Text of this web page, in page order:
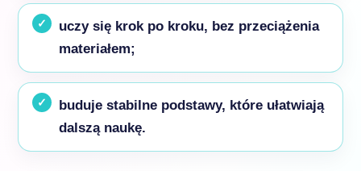
uczy się krok po kroku, bez przeciążenia
materiałem;
buduje stabilne podstawy, które ułatwiają
dalszą naukę.